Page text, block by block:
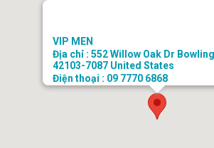
VIP MEN
Địa chỉ : 552 Willow Oak Dr
42103-7087 United States
Điện thoại : 09 7770 6868
Email : doanhongtkt@gmail.com